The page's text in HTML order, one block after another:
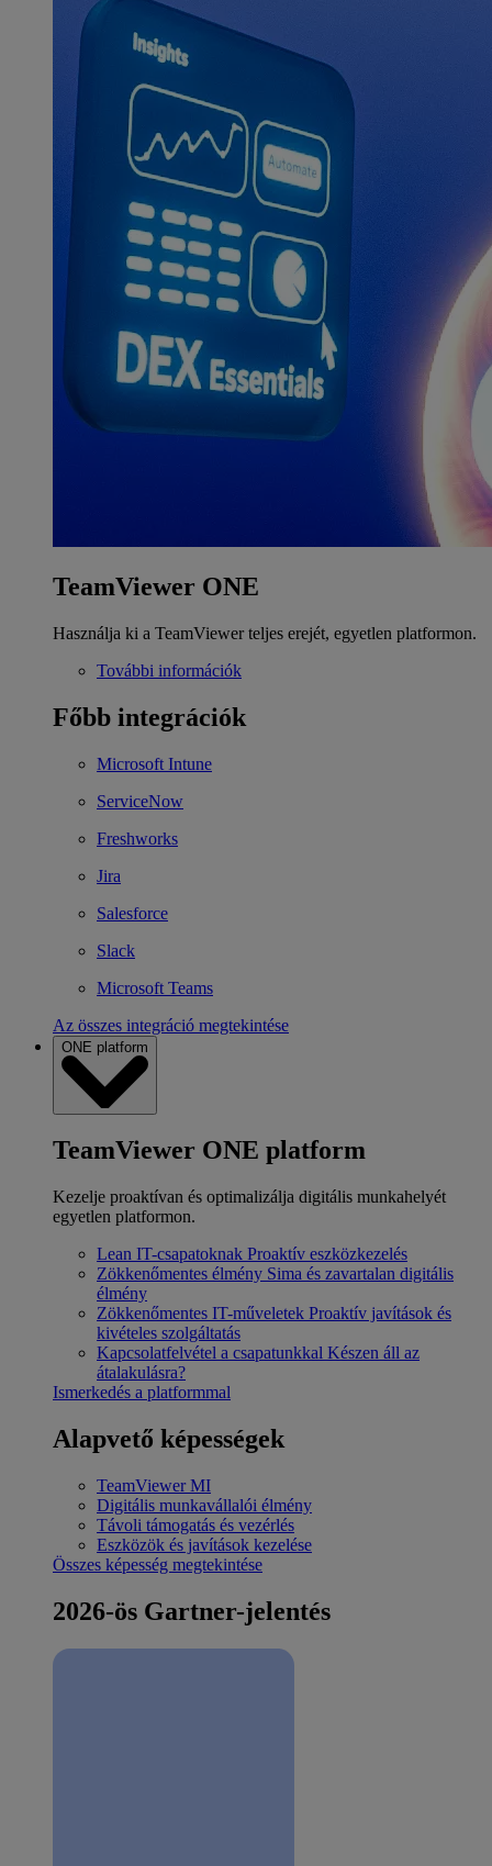
TeamViewer ONE
Használja ki a TeamViewer teljes erejét, egyetlen platformon.
További információk
Főbb integrációk
Microsoft Intune
ServiceNow
Freshworks
Jira
Salesforce
Slack
Microsoft Teams
Az összes integráció megtekintése
ONE platform
TeamViewer ONE platform
Kezelje proaktívan és optimalizálja digitális munkahelyét
egyetlen platformon.
Lean IT-csapatoknak Proaktív eszközkezelés
Zökkenőmentes élmény Sima és zavartalan digitális
élmény
Zökkenőmentes IT-műveletek Proaktív javítások és
kivételes szolgáltatás
Kapcsolatfelvétel a csapatunkkal Készen áll az
átalakulásra?
Ismerkedés a platformmal
Alapvető képességek
TeamViewer MI
Digitális munkavállalói élmény
Távoli támogatás és vezérlés
Eszközök és javítások kezelése
Összes képesség megtekintése
2026-ös Gartner-jelentés